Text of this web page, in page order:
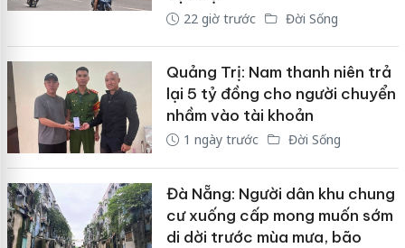
22 giờ trước Đời Sống
Quảng Trị: Nam thanh niên trả
lại 5 tỷ đồng cho người chuyển
nhầm vào tài khoản
1 ngày trước Đời Sống
Đà Nẵng: Người dân khu chung
cư xuống cấp mong muốn sớm
di dời trước mùa mưa, bão